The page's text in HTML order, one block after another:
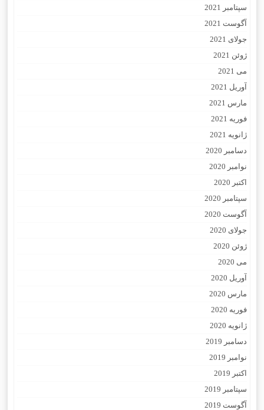
سپتامبر 2021
آگوست 2021
جولای 2021
ژوئن 2021
می 2021
آوریل 2021
مارس 2021
فوریه 2021
ژانویه 2021
دسامبر 2020
نوامبر 2020
اکتبر 2020
سپتامبر 2020
آگوست 2020
جولای 2020
ژوئن 2020
می 2020
آوریل 2020
مارس 2020
فوریه 2020
ژانویه 2020
دسامبر 2019
نوامبر 2019
اکتبر 2019
سپتامبر 2019
آگوست 2019